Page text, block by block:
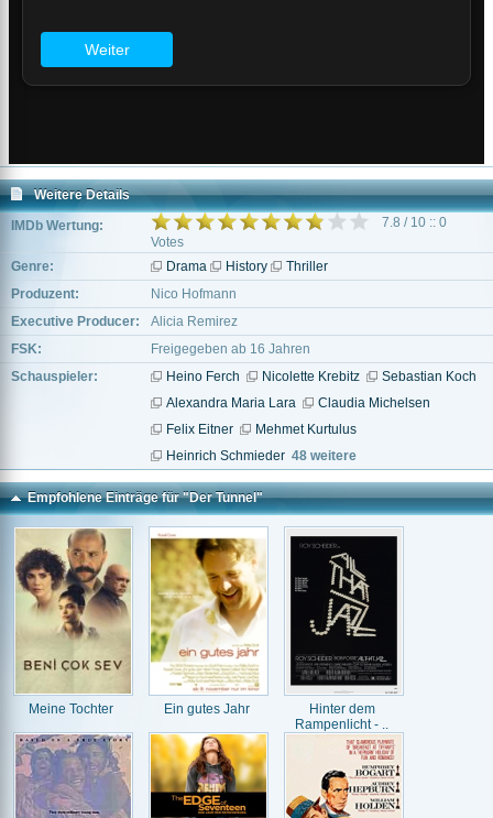
Weitere Details
IMDb Wertung:
7.8 / 10 :: 0
Votes
Genre:
Drama History
Thriller
Produzent:
Nico Hofmann
Executive Producer:
Alicia Remirez
FSK:
Freigegeben ab 16 Jahren
Schauspieler:
Heino Ferch Nicolette Krebitz
Sebastian Koch
Alexandra Maria Lara
Claudia Michelsen
Felix Eitner
Mehmet Kurtulus
Heinrich Schmieder 48 weitere
Empfohlene Einträge für "Der Tunnel"
Meine Tochter Ein gutes Jahr
Hinter dem
Rampenlicht - ..